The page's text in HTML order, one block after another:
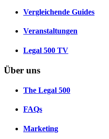
Vergleichende Guides
Veranstaltungen
Legal 500 TV
Über uns
The Legal 500
FAQs
Marketing